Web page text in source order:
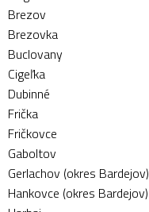
Brezov
Brezovka
Buclovany
Cigeľka
Dubinné
Frička
Fričkovce
Gaboltov
Gerlachov (okres Bardejov)
Hankovce (okres Bardejov)